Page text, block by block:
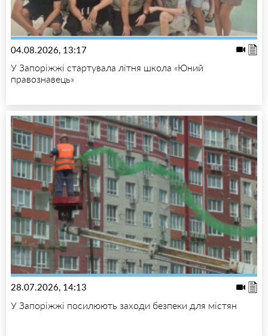
04.08.2026, 13:17
У Запоріжжі стартувала літня школа «Юний
правознавець»
28.07.2026, 14:13
У Запоріжжі посилюють заходи безпеки для містян